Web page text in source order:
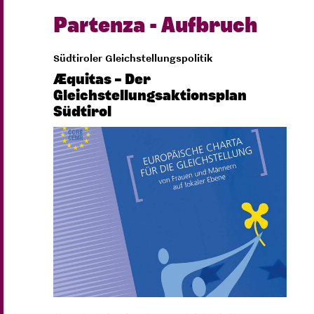
Partenza - Aufbruch
Südtiroler Gleichstellungspolitik
Æquitas – Der
Gleichstellungsaktionsplan
Südtirol